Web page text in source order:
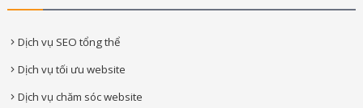
Dịch vụ SEO tổng thể
Dịch vụ tối ưu website
Dịch vụ chăm sóc website